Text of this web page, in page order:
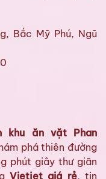
Bắc Mỹ Phú, Ngũ
khu ăn vặt Phan
phá thiên đường
phút giây thư giãn
Vietjet giá rẻ, tin